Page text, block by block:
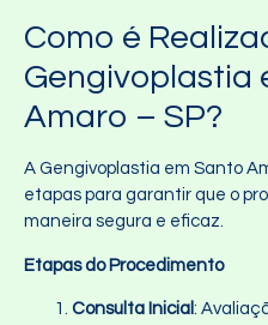
Como é
Gengivoplastia
Amaro – SP?
A Gengivoplastia em Santo
etapas para garantir que o
maneira segura e eficaz.
Etapas do Procedimento
Consulta Inicial :